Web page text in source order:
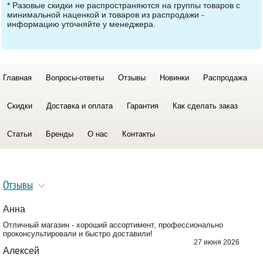
* Разовые скидки не распространяются на группы товаров с
минимальной наценкой и товаров из распродажи -
информацию уточняйте у менеджера.
Главная Вопросы-ответы Отзывы Новинки Распродажа
Скидки Доставка и оплата Гарантия Как сделать заказ
Статьи Бренды О нас Контакты
Отзывы
Анна
Отличный магазин - хороший ассортимент, профессионально
проконсультировали и быстро доставили!
27 июня 2026
Алексей